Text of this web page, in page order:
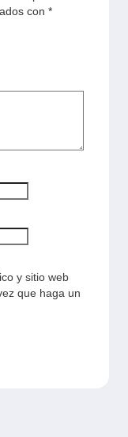
con *
y sitio web
que haga un